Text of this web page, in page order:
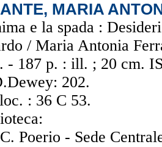
MARIA
e la spada :
/ Maria Antonia
- 187 p. : ill. ; 20 cm.
202.
: 36 C 53.
Poerio - Sede